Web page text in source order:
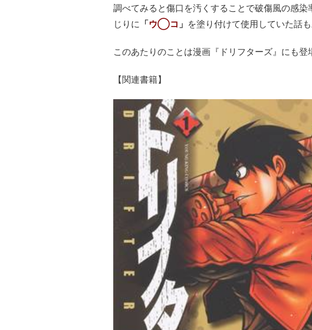
調べてみると傷口を汚くすることで破傷風の感
じりに 「ウ◯コ 」 を塗り付けて使用していた話も
このあたりのことは漫画『ドリフターズ』にも登
【関連書籍】